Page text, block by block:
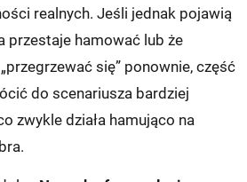
realnych. Jeśli jednak pojawią
przestaje hamować lub że
się” ponownie, część
do scenariusza bardziej
zwykle działa hamująco na